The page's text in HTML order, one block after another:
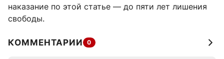
наказание по этой статье — до пяти лет лишения
свободы.
КОММЕНТАРИИ 0